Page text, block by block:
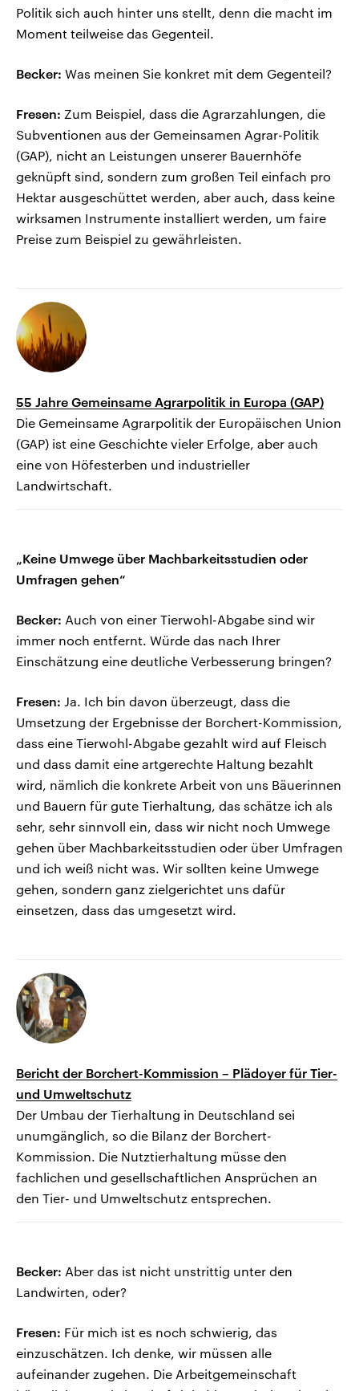
Politik sich auch hinter uns stellt, denn die macht im
Moment teilweise das Gegenteil.
Becker: Was meinen Sie konkret mit dem Gegenteil?
Fresen: Zum Beispiel, dass die Agrarzahlungen, die
Subventionen aus der Gemeinsamen Agrar-Politik
(GAP), nicht an Leistungen unserer Bauernhöfe
geknüpft sind, sondern zum großen Teil einfach pro
Hektar ausgeschüttet werden, aber auch, dass keine
wirksamen Instrumente installiert werden, um faire
Preise zum Beispiel zu gewährleisten.
55 Jahre Gemeinsame Agrarpolitik in Europa (GAP)
Die Gemeinsame Agrarpolitik der Europäischen Union
(GAP) ist eine Geschichte vieler Erfolge, aber auch
eine von Höfesterben und industrieller
Landwirtschaft.
„Keine Umwege über Machbarkeitsstudien oder
Umfragen gehen“
Becker: Auch von einer Tierwohl-Abgabe sind wir
immer noch entfernt. Würde das nach Ihrer
Einschätzung eine deutliche Verbesserung bringen?
Fresen: Ja. Ich bin davon überzeugt, dass die
Umsetzung der Ergebnisse der Borchert-Kommission,
dass eine Tierwohl-Abgabe gezahlt wird auf Fleisch
und dass damit eine artgerechte Haltung bezahlt
wird, nämlich die konkrete Arbeit von uns Bäuerinnen
und Bauern für gute Tierhaltung, das schätze ich als
sehr, sehr sinnvoll ein, dass wir nicht noch Umwege
gehen über Machbarkeitsstudien oder über Umfragen
und ich weiß nicht was. Wir sollten keine Umwege
gehen, sondern ganz zielgerichtet uns dafür
einsetzen, dass das umgesetzt wird.
Bericht der Borchert-Kommission – Plädoyer für Tier-
und Umweltschutz
Der Umbau der Tierhaltung in Deutschland sei
unumgänglich, so die Bilanz der Borchert-
Kommission. Die Nutztierhaltung müsse den
fachlichen und gesellschaftlichen Ansprüchen an
den Tier- und Umweltschutz entsprechen.
Becker: Aber das ist nicht unstrittig unter den
Landwirten, oder?
Fresen: Für mich ist es noch schwierig, das
einzuschätzen. Ich denke, wir müssen alle
aufeinander zugehen. Die Arbeitgemeinschaft